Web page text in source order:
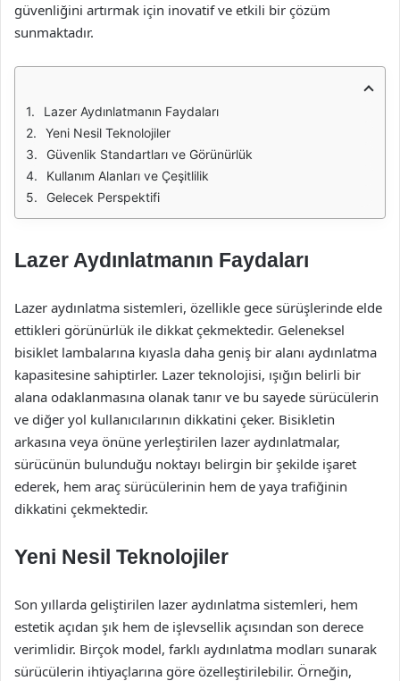
güvenliğini artırmak için inovatif ve etkili bir çözüm
sunmaktadır.
Lazer Aydınlatmanın Faydaları
Yeni Nesil Teknolojiler
Güvenlik Standartları ve Görünürlük
Kullanım Alanları ve Çeşitlilik
Gelecek Perspektifi
Lazer Aydınlatmanın Faydaları
Lazer aydınlatma sistemleri, özellikle gece sürüşlerinde elde
ettikleri görünürlük ile dikkat çekmektedir. Geleneksel
bisiklet lambalarına kıyasla daha geniş bir alanı aydınlatma
kapasitesine sahiptirler. Lazer teknolojisi, ışığın belirli bir
alana odaklanmasına olanak tanır ve bu sayede sürücülerin
ve diğer yol kullanıcılarının dikkatini çeker. Bisikletin
arkasına veya önüne yerleştirilen lazer aydınlatmalar,
sürücünün bulunduğu noktayı belirgin bir şekilde işaret
ederek, hem araç sürücülerinin hem de yaya trafiğinin
dikkatini çekmektedir.
Yeni Nesil Teknolojiler
Son yıllarda geliştirilen lazer aydınlatma sistemleri, hem
estetik açıdan şık hem de işlevsellik açısından son derece
verimlidir. Birçok model, farklı aydınlatma modları sunarak
sürücülerin ihtiyaçlarına göre özelleştirilebilir. Örneğin,